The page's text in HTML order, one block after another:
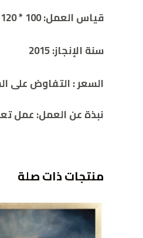
قياس العمل: 100 * 120
سنة الإنجاز: 2015
السعر :التفاوض على السعر
نبذة عن العمل: عمل
منتجات ذات صلة